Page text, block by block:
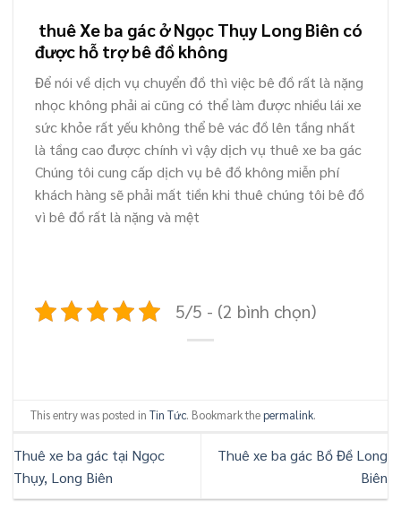
thuê Xe ba gác ở Ngọc Thụy Long Biên có
được hỗ trợ bê đồ không
Để nói về dịch vụ chuyển đồ thì việc bê đồ rất là nặng
nhọc không phải ai cũng có thể làm được nhiều lái xe
sức khỏe rất yếu không thể bê vác đồ lên tầng nhất
là tầng cao được chính vì vậy dịch vụ thuê xe ba gác
Chúng tôi cung cấp dịch vụ bê đồ không miễn phí
khách hàng sẽ phải mất tiền khi thuê chúng tôi bê đồ
vì bê đồ rất là nặng và mệt
5/5 - (2 bình chọn)
This entry was posted inTin Tức. Bookmark thepermalink.
Thuê xe ba gác tại Ngọc
Thụy, Long Biên
Thuê xe ba gác Bồ Đề Long
Biên